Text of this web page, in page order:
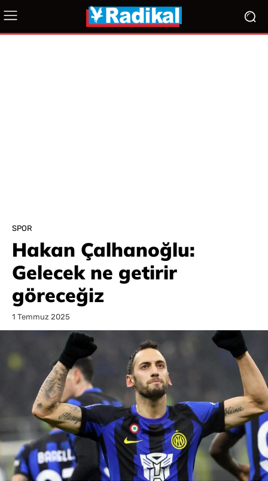
SPOR
Hakan Çalhanoğlu:
Gelecek ne getirir
göreceğiz
1 Temmuz 2025